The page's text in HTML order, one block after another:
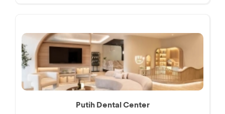
Putih Dental Center